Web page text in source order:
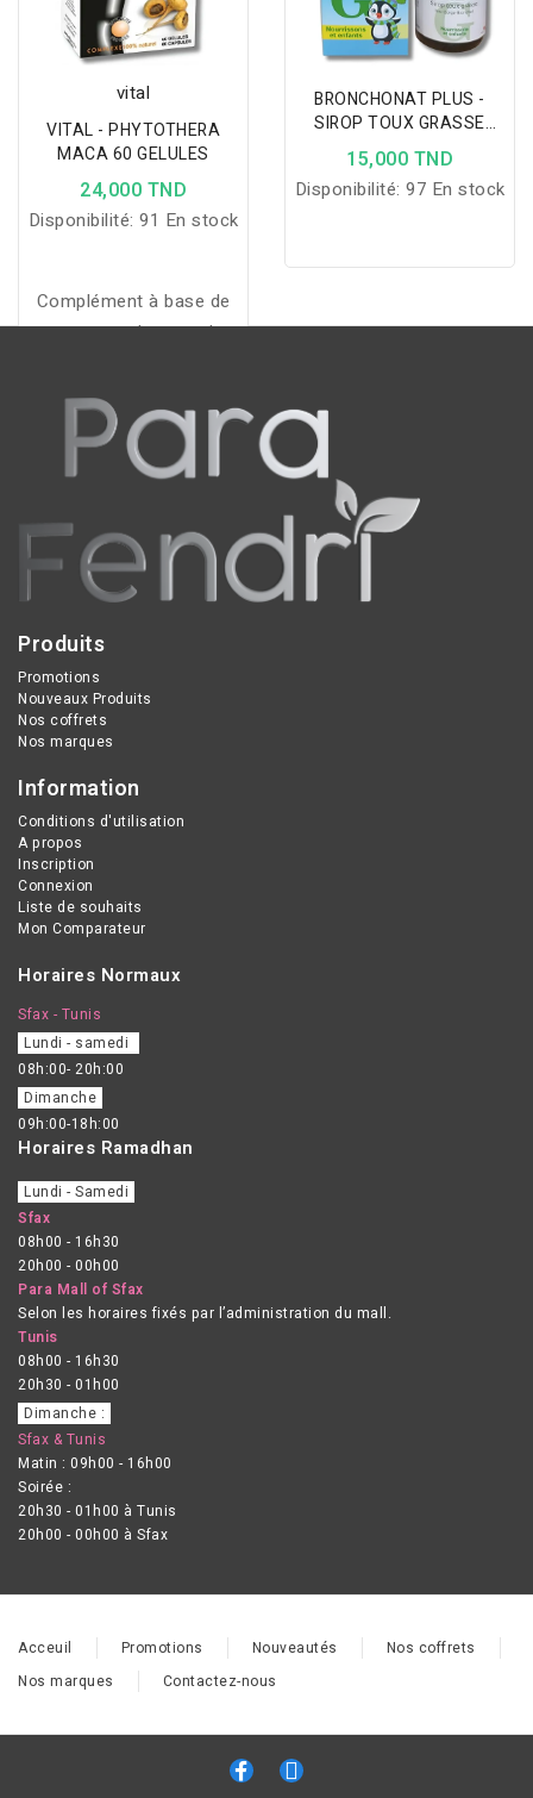
vital
VITAL - PHYTOTHERA
MACA 60 GELULES
24,000 TND
Disponibilité: 91 En stock
Complément à base de
maca pour booster la
et l'équilibre hormonal.
BRONCHONAT PLUS -
SIROP TOUX GRASSE
ENFANTS 100ML
15,000 TND
Disponibilité: 97 En stock
Produits
Promotions
Nouveaux Produits
Nos coffrets
Nos marques
Information
Conditions d'utilisation
A propos
Inscription
Connexion
Liste de souhaits
Mon Comparateur
Horaires Normaux
Sfax - Tunis
Lundi - samedi
08h:00- 20h:00
Dimanche
09h:00-18h:00
Horaires Ramadhan
Lundi - Samedi
Sfax
08h00 - 16h30
20h00 - 00h00
Para Mall of Sfax
Selon les horaires fixés par l’administration du mall.
Tunis
08h00 - 16h30
20h30 - 01h00
Dimanche :
Sfax & Tunis
Matin : 09h00 - 16h00
Soirée :
20h30 - 01h00 à Tunis
20h00 - 00h00 à Sfax
Acceuil Promotions Nouveautés
Nos coffrets
Nos marques
Contactez-nous